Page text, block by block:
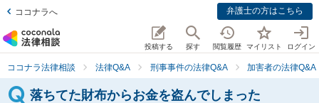
ココナラへ 弁護士の方はこちら
投稿する 探す 閲覧履歴 マイリスト ログイン
ココナラ法律相談 法律Q&A 刑事事件の法律Q&A 加害者の法律Q&A
落ちてた財布からお金を盗んでしまった